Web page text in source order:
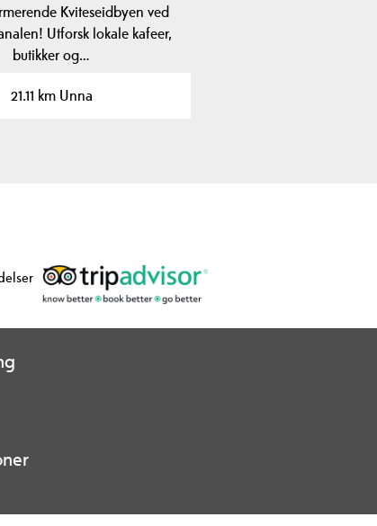
Kviteseidbyen ved
Utforsk lokale kafeer,
butikker og…
21.11 km Unna